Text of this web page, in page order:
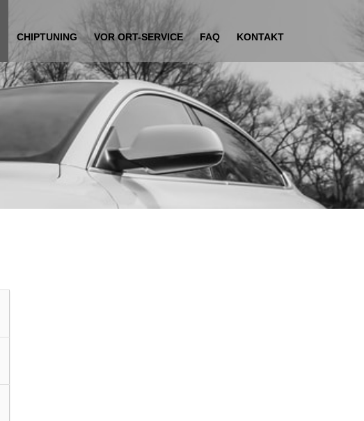
CHIPTUNING VOR ORT-SERVICE FAQ KONTAKT